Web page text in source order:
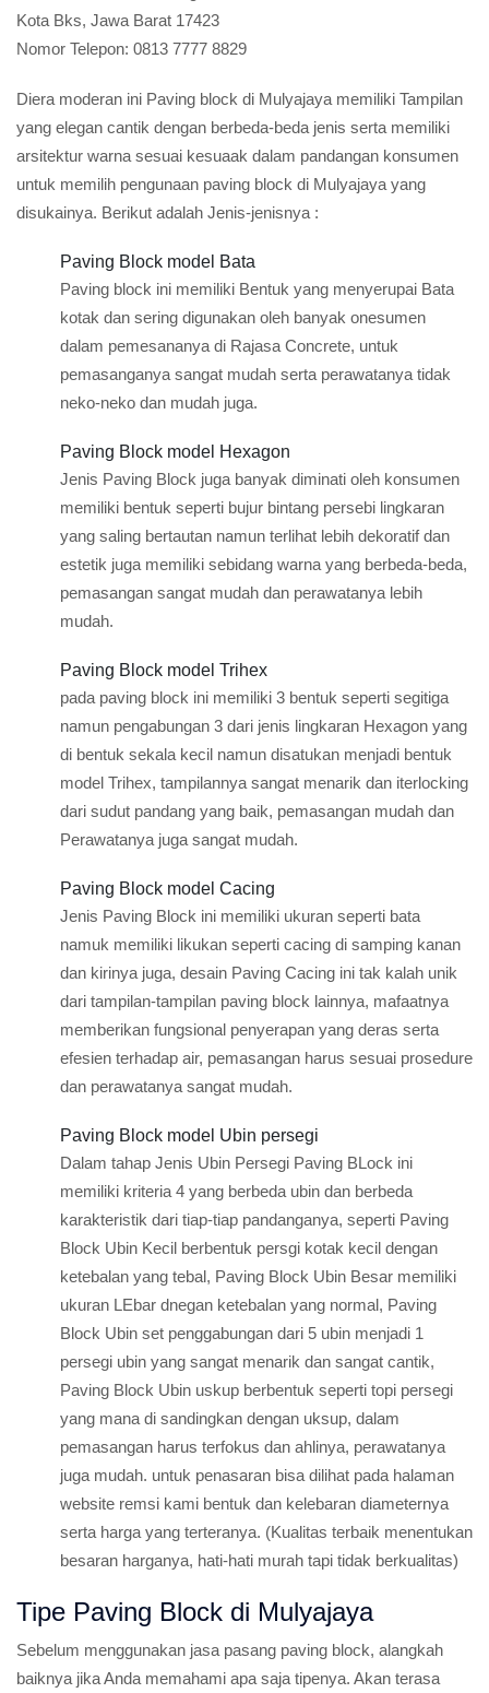
Kota Bks, Jawa Barat 17423
Nomor Telepon: 0813 7777 8829
Diera moderan ini Paving block di Mulyajaya memiliki Tampilan
yang elegan cantik dengan berbeda-beda jenis serta memiliki
arsitektur warna sesuai kesuaak dalam pandangan konsumen
untuk memilih pengunaan paving block di Mulyajaya yang
disukainya. Berikut adalah Jenis-jenisnya :
Paving Block model Bata
Paving block ini memiliki Bentuk yang menyerupai Bata
kotak dan sering digunakan oleh banyak onesumen
dalam pemesananya di Rajasa Concrete, untuk
pemasanganya sangat mudah serta perawatanya tidak
neko-neko dan mudah juga.
Paving Block model Hexagon
Jenis Paving Block juga banyak diminati oleh konsumen
memiliki bentuk seperti bujur bintang persebi lingkaran
yang saling bertautan namun terlihat lebih dekoratif dan
estetik juga memiliki sebidang warna yang berbeda-beda,
pemasangan sangat mudah dan perawatanya lebih
mudah.
Paving Block model Trihex
pada paving block ini memiliki 3 bentuk seperti segitiga
namun pengabungan 3 dari jenis lingkaran Hexagon yang
di bentuk sekala kecil namun disatukan menjadi bentuk
model Trihex, tampilannya sangat menarik dan iterlocking
dari sudut pandang yang baik, pemasangan mudah dan
Perawatanya juga sangat mudah.
Paving Block model Cacing
Jenis Paving Block ini memiliki ukuran seperti bata
namuk memiliki likukan seperti cacing di samping kanan
dan kirinya juga, desain Paving Cacing ini tak kalah unik
dari tampilan-tampilan paving block lainnya, mafaatnya
memberikan fungsional penyerapan yang deras serta
efesien terhadap air, pemasangan harus sesuai prosedure
dan perawatanya sangat mudah.
Paving Block model Ubin persegi
Dalam tahap Jenis Ubin Persegi Paving BLock ini
memiliki kriteria 4 yang berbeda ubin dan berbeda
karakteristik dari tiap-tiap pandanganya, seperti Paving
Block Ubin Kecil berbentuk persgi kotak kecil dengan
ketebalan yang tebal, Paving Block Ubin Besar memiliki
ukuran LEbar dnegan ketebalan yang normal, Paving
Block Ubin set penggabungan dari 5 ubin menjadi 1
persegi ubin yang sangat menarik dan sangat cantik,
Paving Block Ubin uskup berbentuk seperti topi persegi
yang mana di sandingkan dengan uksup, dalam
pemasangan harus terfokus dan ahlinya, perawatanya
juga mudah. untuk penasaran bisa dilihat pada halaman
website remsi kami bentuk dan kelebaran diameternya
serta harga yang terteranya. (Kualitas terbaik menentukan
besaran harganya, hati-hati murah tapi tidak berkualitas)
Tipe Paving Block di Mulyajaya
Sebelum menggunakan jasa pasang paving block, alangkah
baiknya jika Anda memahami apa saja tipenya. Akan terasa